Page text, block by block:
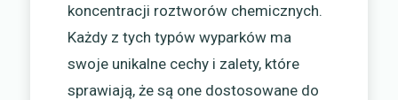
koncentracji roztworów chemicznych.
Każdy z tych typów wyparków ma
swoje unikalne cechy i zalety, które
sprawiają, że są one dostosowane do